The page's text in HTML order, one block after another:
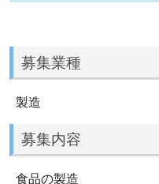
募集業種
製造
募集内容
食品の製造